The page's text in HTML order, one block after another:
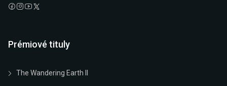
Prémiové tituly
The Wandering Earth II